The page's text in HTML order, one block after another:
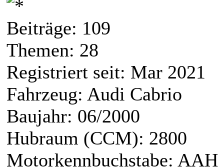
Beiträge: 109
Themen: 28
Registriert seit: Mar 2021
Fahrzeug: Audi Cabrio
Baujahr: 06/2000
Hubraum (CCM): 2800
Motorkennbuchstabe: AAH